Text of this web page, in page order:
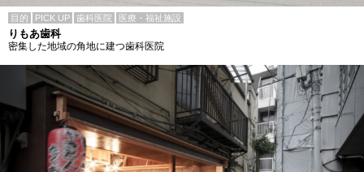
目的 PICK UP 歯科医院 医療・福祉施設
りもあ歯科
密集した地域の角地に建つ歯科医院